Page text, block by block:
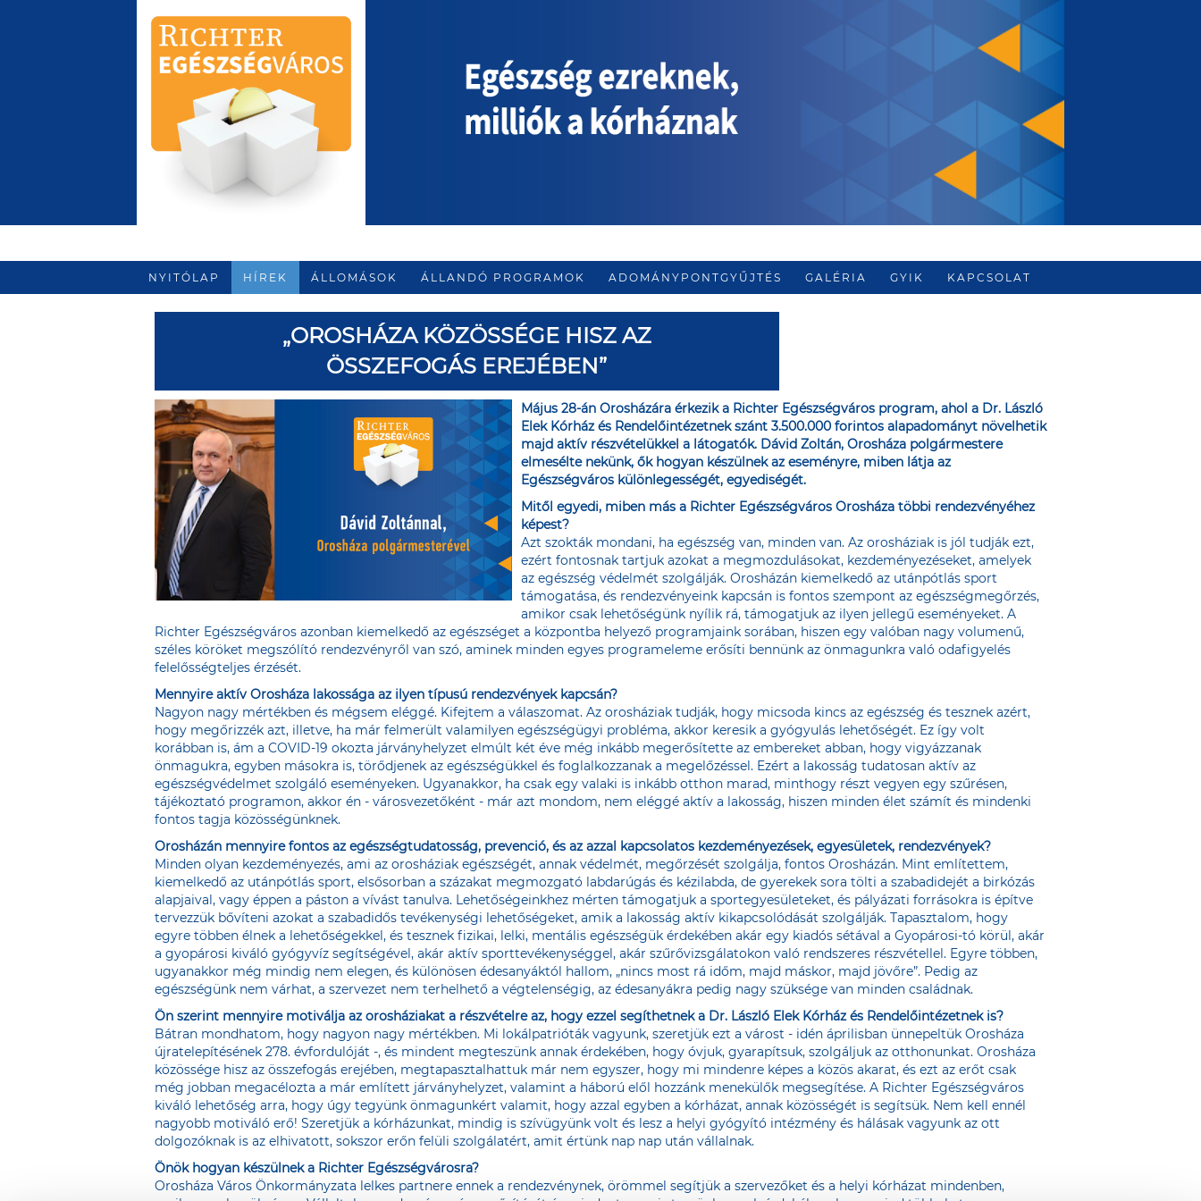
NYITÓLAP HÍREK ÁLLOMÁSOK ÁLLANDÓ PROGRAMOK ADOMÁNYPONTGYŰJTÉS GALÉRIA GYIK KAPCSOLAT
„OROSHÁZA KÖZÖSSÉGE HISZ AZ
ÖSSZEFOGÁS EREJÉBEN”
Május 28-án Orosházára érkezik a Richter Egészségváros program, ahol a Dr. László
Elek Kórház és Rendelőintézetnek szánt 3.500.000 forintos alapadományt növelhetik
majd aktív részvételükkel a látogatók. Dávid Zoltán, Orosháza polgármestere
elmesélte nekünk, ők hogyan készülnek az eseményre, miben látja az
Egészségváros különlegességét, egyediségét.
Mitől egyedi, miben más a Richter Egészségváros Orosháza többi rendezvényéhez
képest?
Azt szokták mondani, ha egészség van, minden van. Az orosháziak is jól tudják ezt,
ezért fontosnak tartjuk azokat a megmozdulásokat, kezdeményezéseket, amelyek
az egészség védelmét szolgálják. Orosházán kiemelkedő az utánpótlás sport
támogatása, és rendezvényeink kapcsán is fontos szempont az egészségmegőrzés,
amikor csak lehetőségünk nyílik rá, támogatjuk az ilyen jellegű eseményeket. A
Richter Egészségváros azonban kiemelkedő az egészséget a központba helyező programjaink sorában, hiszen egy valóban nagy volumenű,
széles köröket megszólító rendezvényről van szó, aminek minden egyes programeleme erősíti bennünk az önmagunkra való odafigyelés
felelősségteljes érzését.
Mennyire aktív Orosháza lakossága az ilyen típusú rendezvények kapcsán?
Nagyon nagy mértékben és mégsem eléggé. Kifejtem a válaszomat. Az orosháziak tudják, hogy micsoda kincs az egészség és tesznek azért,
hogy megőrizzék azt, illetve, ha már felmerült valamilyen egészségügyi probléma, akkor keresik a gyógyulás lehetőségét. Ez így volt
korábban is, ám a COVID-19 okozta járványhelyzet elmúlt két éve még inkább megerősítette az embereket abban, hogy vigyázzanak
önmagukra, egyben másokra is, törődjenek az egészségükkel és foglalkozzanak a megelőzéssel. Ezért a lakosság tudatosan aktív az
egészségvédelmet szolgáló eseményeken. Ugyanakkor, ha csak egy valaki is inkább otthon marad, minthogy részt vegyen egy szűrésen,
tájékoztató programon, akkor én - városvezetőként - már azt mondom, nem eléggé aktív a lakosság, hiszen minden élet számít és mindenki
fontos tagja közösségünknek.
Orosházán mennyire fontos az egészségtudatosság, prevenció, és az azzal kapcsolatos kezdeményezések, egyesületek, rendezvények?
Minden olyan kezdeményezés, ami az orosháziak egészségét, annak védelmét, megőrzését szolgálja, fontos Orosházán. Mint említettem,
kiemelkedő az utánpótlás sport, elsősorban a százakat megmozgató labdarúgás és kézilabda, de gyerekek sora tölti a szabadidejét a birkózás
alapjaival, vagy éppen a páston a vívást tanulva. Lehetőségeinkhez mérten támogatjuk a sportegyesületeket, és pályázati forrásokra is építve
tervezzük bővíteni azokat a szabadidős tevékenységi lehetőségeket, amik a lakosság aktív kikapcsolódását szolgálják. Tapasztalom, hogy
egyre többen élnek a lehetőségekkel, és tesznek fizikai, lelki, mentális egészségük érdekében akár egy kiadós sétával a Gyopárosi-tó körül, akár
a gyopárosi kiváló gyógyvíz segítségével, akár aktív sporttevékenységgel, akár szűrővizsgálatokon való rendszeres részvétellel. Egyre többen,
ugyanakkor még mindig nem elegen, és különösen édesanyáktól hallom, „nincs most rá időm, majd máskor, majd jövőre”. Pedig az
egészségünk nem várhat, a szervezet nem terhelhető a végtelenségig, az édesanyákra pedig nagy szüksége van minden családnak.
Ön szerint mennyire motiválja az orosháziakat a részvételre az, hogy ezzel segíthetnek a Dr. László Elek Kórház és Rendelőintézetnek is?
Bátran mondhatom, hogy nagyon nagy mértékben. Mi lokálpatrióták vagyunk, szeretjük ezt a várost - idén áprilisban ünnepeltük Orosháza
újratelepítésének 278. évfordulóját -, és mindent megteszünk annak érdekében, hogy óvjuk, gyarapítsuk, szolgáljuk az otthonunkat. Orosháza
közössége hisz az összefogás erejében, megtapasztalhattuk már nem egyszer, hogy mi mindenre képes a közös akarat, és ezt az erőt csak
még jobban megacélozta a már említett járványhelyzet, valamint a háború elől hozzánk menekülők megsegítése. A Richter Egészségváros
kiváló lehetőség arra, hogy úgy tegyünk önmagunkért valamit, hogy azzal egyben a kórházat, annak közösségét is segítsük. Nem kell ennél
nagyobb motiváló erő! Szeretjük a kórházunkat, mindig is szívügyünk volt és lesz a helyi gyógyító intézmény és hálásak vagyunk az ott
dolgozóknak is az elhivatott, sokszor erőn felüli szolgálatért, amit értünk nap nap után vállalnak.
Önök hogyan készülnek a Richter Egészségvárosra?
Orosháza Város Önkormányzata lelkes partnere ennek a rendezvénynek, örömmel segítjük a szervezőket és a helyi kórházat mindenben,